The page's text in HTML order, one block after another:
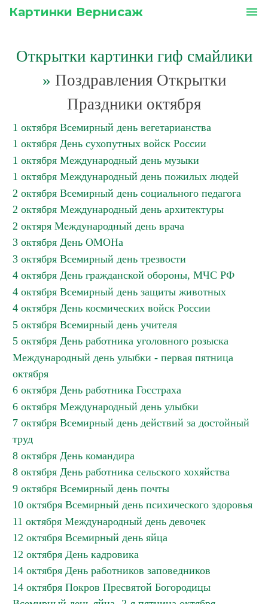
Картинки Вернисаж menu
Открытки картинки гиф смайлики
» Поздравления Открытки
Праздники октября
1 октября Всемирный день вегетарианства
1 октября День сухопутных войск России
1 октября Международный день музыки
1 октября Международный день пожилых людей
2 октября Всемирный день социального педагога
2 октября Международный день архитектуры
2 октяря Международный день врача
3 октября День ОМОНа
3 октября Всемирный день трезвости
4 октября День гражданской обороны, МЧС РФ
4 октября Всемирный день защиты животных
4 октября День космических войск России
5 октября Всемирный день учителя
5 октября День работника уголовного розыска
Международный день улыбки - первая пятница
октября
6 октября День работника Госстраха
6 октября Международный день улыбки
7 октября Всемирный день действий за достойный
труд
8 октября День командира
8 октября День работника сельского хохяйства
9 октября Всемирный день почты
10 октября Всемирный день психического здоровья
11 октября Международный день девочек
12 октября Всемирный день яйца
12 октября День кадровика
14 октября День работников заповедников
14 октября Покров Пресвятой Богородицы